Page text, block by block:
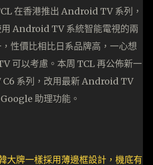
在香港推出 Android TV 系列，
用 Android TV 系統智能電視的兩
性價比相比日系品牌高，一心想
可以考慮。本周 TCL 再公佈新一
系列，改用最新 Android TV
助理功能。